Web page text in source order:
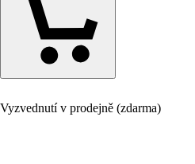
Vyzvednutí v prodejně (zdarma)